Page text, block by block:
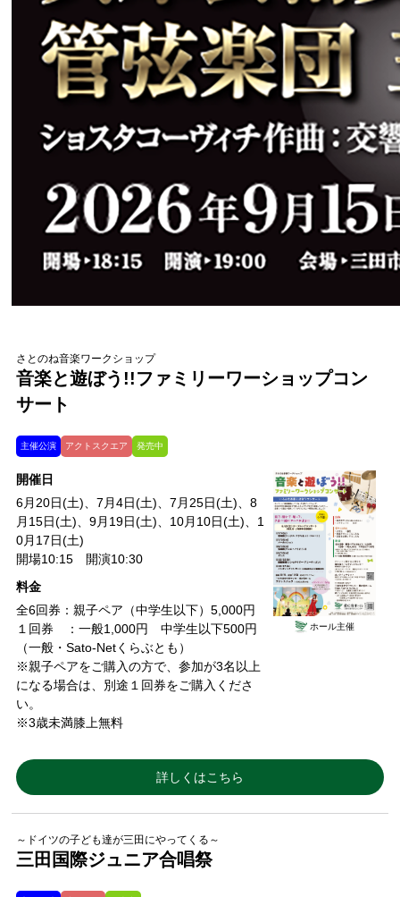
さとのね音楽ワークショップ
音楽と遊ぼう!!ファミリーワーショップコン
サート
主催公演 アクトスクエア 発売中
ホール主催
開催日
6月20日(土)、7月4日(土)、7月25日(土)、8
月15日(土)、9月19日(土)、10月10日(土)、1
0月17日(土)
開場10:15 開演10:30
料金
全6回券：親子ペア（中学生以下）5,000円
１回券 ：一般1,000円 中学生以下500円
（一般・Sato-Netくらぶとも）
※親子ペアをご購入の方で、参加が3名以上
になる場合は、別途１回券をご購入くださ
い。
※3歳未満膝上無料
詳しくはこちら
～ドイツの子ども達が三田にやってくる～
三田国際ジュニア合唱祭